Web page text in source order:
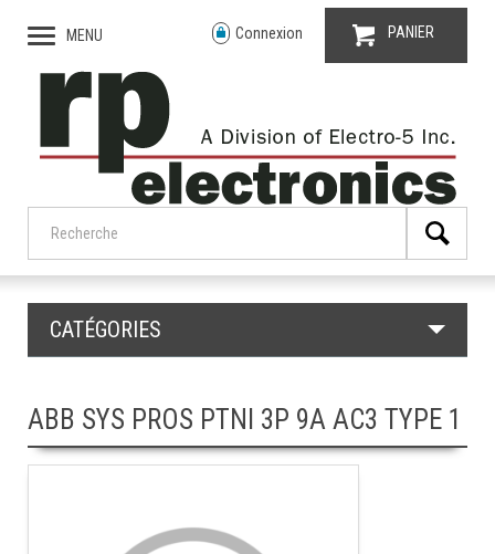
MENU Connexion PANIER
CATÉGORIES
ABB SYS PROS PTNI 3P 9A AC3 TYPE 1